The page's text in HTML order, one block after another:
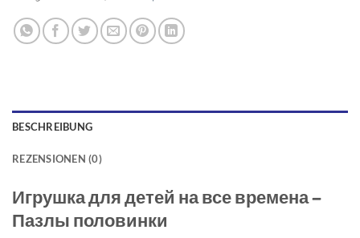
BESCHREIBUNG
REZENSIONEN (0)
Игрушка для детей на все времена –
Пазлы половинки